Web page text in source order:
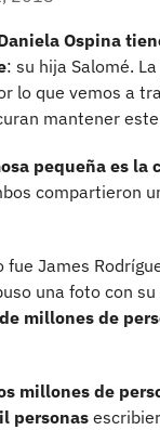
Ospina
: su hija Salomé.
lo que vemos a
mantener
pequeña es la
compartieron
fue James
una foto con
millones de
millones de
personas